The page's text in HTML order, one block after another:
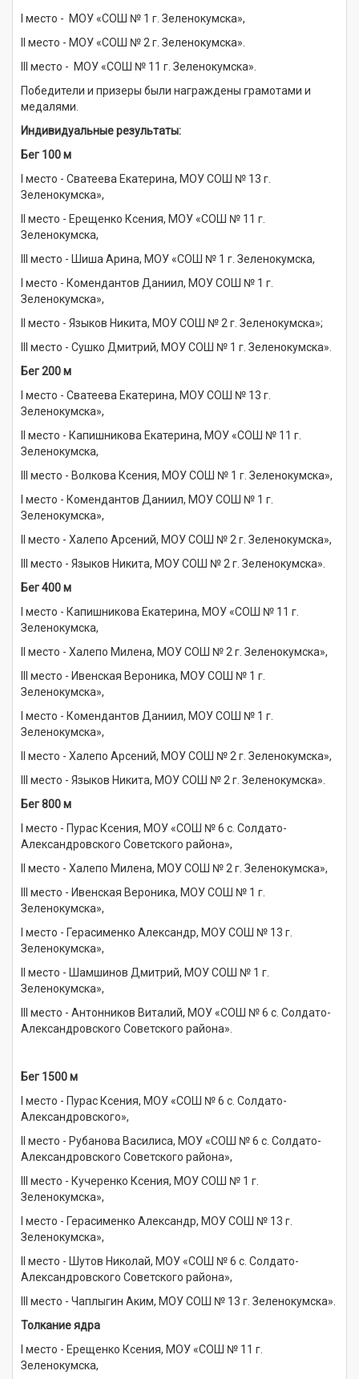
I место - МОУ «СОШ № 1 г. Зеленокумска»,
II место - МОУ «СОШ № 2 г. Зеленокумска».
III место - МОУ «СОШ № 11 г. Зеленокумска».
Победители и призеры были награждены грамотами и
медалями.
Индивидуальные результаты:
Бег 100 м
I место - Сватеева Екатерина, МОУ СОШ № 13 г.
Зеленокумска»,
II место - Ерещенко Ксения, МОУ «СОШ № 11 г.
Зеленокумска,
III место - Шиша Арина, МОУ «СОШ № 1 г. Зеленокумска,
I место - Комендантов Даниил, МОУ СОШ № 1 г.
Зеленокумска»,
II место - Языков Никита, МОУ СОШ № 2 г. Зеленокумска»;
III место - Сушко Дмитрий, МОУ СОШ № 1 г. Зеленокумска».
Бег 200 м
I место - Сватеева Екатерина, МОУ СОШ № 13 г.
Зеленокумска»,
II место - Капишникова Екатерина, МОУ «СОШ № 11 г.
Зеленокумска,
III место - Волкова Ксения, МОУ СОШ № 1 г. Зеленокумска»,
I место - Комендантов Даниил, МОУ СОШ № 1 г.
Зеленокумска»,
II место - Халепо Арсений, МОУ СОШ № 2 г. Зеленокумска»,
III место - Языков Никита, МОУ СОШ № 2 г. Зеленокумска».
Бег 400 м
I место - Капишникова Екатерина, МОУ «СОШ № 11 г.
Зеленокумска,
II место - Халепо Милена, МОУ СОШ № 2 г. Зеленокумска»,
III место - Ивенская Вероника, МОУ СОШ № 1 г.
Зеленокумска»,
I место - Комендантов Даниил, МОУ СОШ № 1 г.
Зеленокумска»,
II место - Халепо Арсений, МОУ СОШ № 2 г. Зеленокумска»,
III место - Языков Никита, МОУ СОШ № 2 г. Зеленокумска».
Бег 800 м
I место - Пурас Ксения, МОУ «СОШ № 6 с. Солдато-
Александровского Советского района»,
II место - Халепо Милена, МОУ СОШ № 2 г. Зеленокумска»,
III место - Ивенская Вероника, МОУ СОШ № 1 г.
Зеленокумска»,
I место - Герасименко Александр, МОУ СОШ № 13 г.
Зеленокумска»,
II место - Шамшинов Дмитрий, МОУ СОШ № 1 г.
Зеленокумска»,
III место - Антонников Виталий, МОУ «СОШ № 6 с. Солдато-
Александровского Советского района».
Бег 1500 м
I место - Пурас Ксения, МОУ «СОШ № 6 с. Солдато-
Александровского»,
II место - Рубанова Василиса, МОУ «СОШ № 6 с. Солдато-
Александровского Советского района»,
III место - Кучеренко Ксения, МОУ СОШ № 1 г.
Зеленокумска»,
I место - Герасименко Александр, МОУ СОШ № 13 г.
Зеленокумска»,
II место - Шутов Николай, МОУ «СОШ № 6 с. Солдато-
Александровского Советского района»,
III место - Чаплыгин Аким, МОУ СОШ № 13 г. Зеленокумска».
Толкание ядра
I место - Ерещенко Ксения, МОУ «СОШ № 11 г.
Зеленокумска,